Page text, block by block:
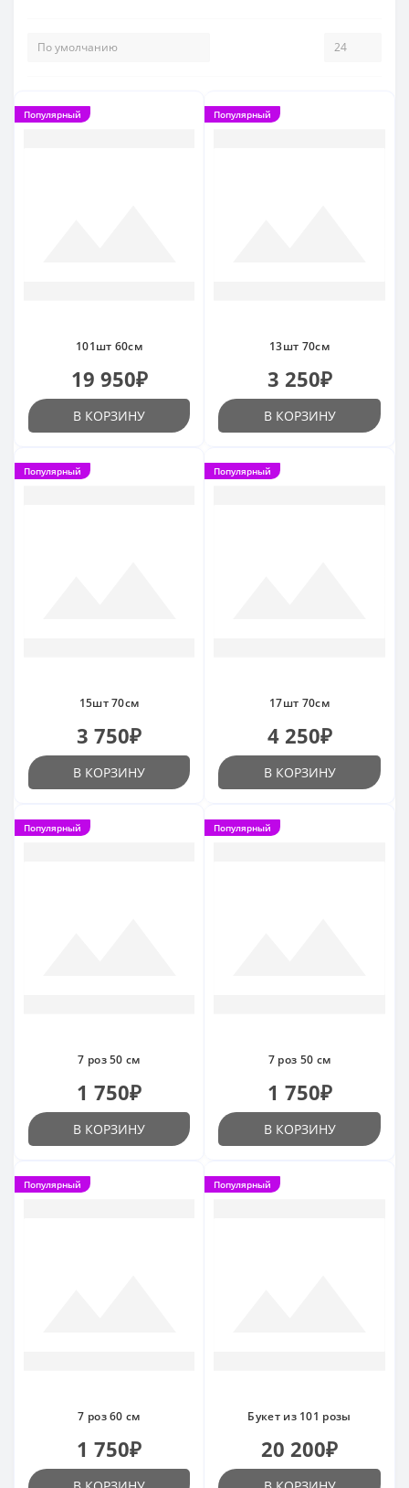
Популярный
101шт 60см
19 950₽
В КОРЗИНУ
Популярный
13шт 70см
3 250₽
В КОРЗИНУ
Популярный
15шт 70см
3 750₽
В КОРЗИНУ
Популярный
17шт 70см
4 250₽
В КОРЗИНУ
Популярный
7 роз 50 см
1 750₽
В КОРЗИНУ
Популярный
7 роз 50 см
1 750₽
В КОРЗИНУ
Популярный
7 роз 60 см
1 750₽
Популярный
Букет из 101 розы
20 200₽